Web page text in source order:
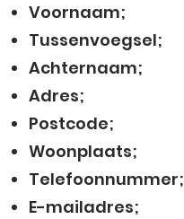
Voornaam;
Tussenvoegsel;
Achternaam;
Adres;
Postcode;
Woonplaats;
Telefoonnummer;
E-mailadres;